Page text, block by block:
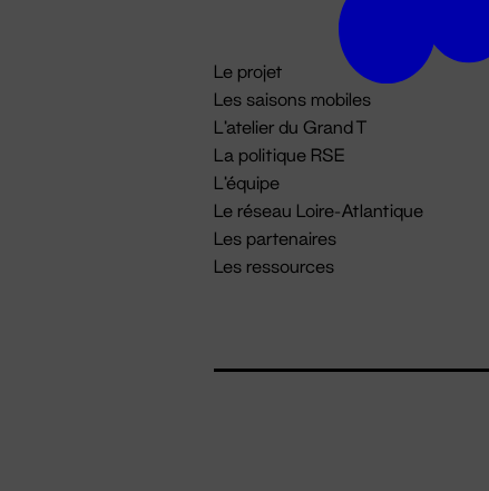
Le projet
Les saisons mobiles
L'atelier du Grand T
La politique RSE
L'équipe
Le réseau Loire-Atlantique
Les partenaires
Les ressources